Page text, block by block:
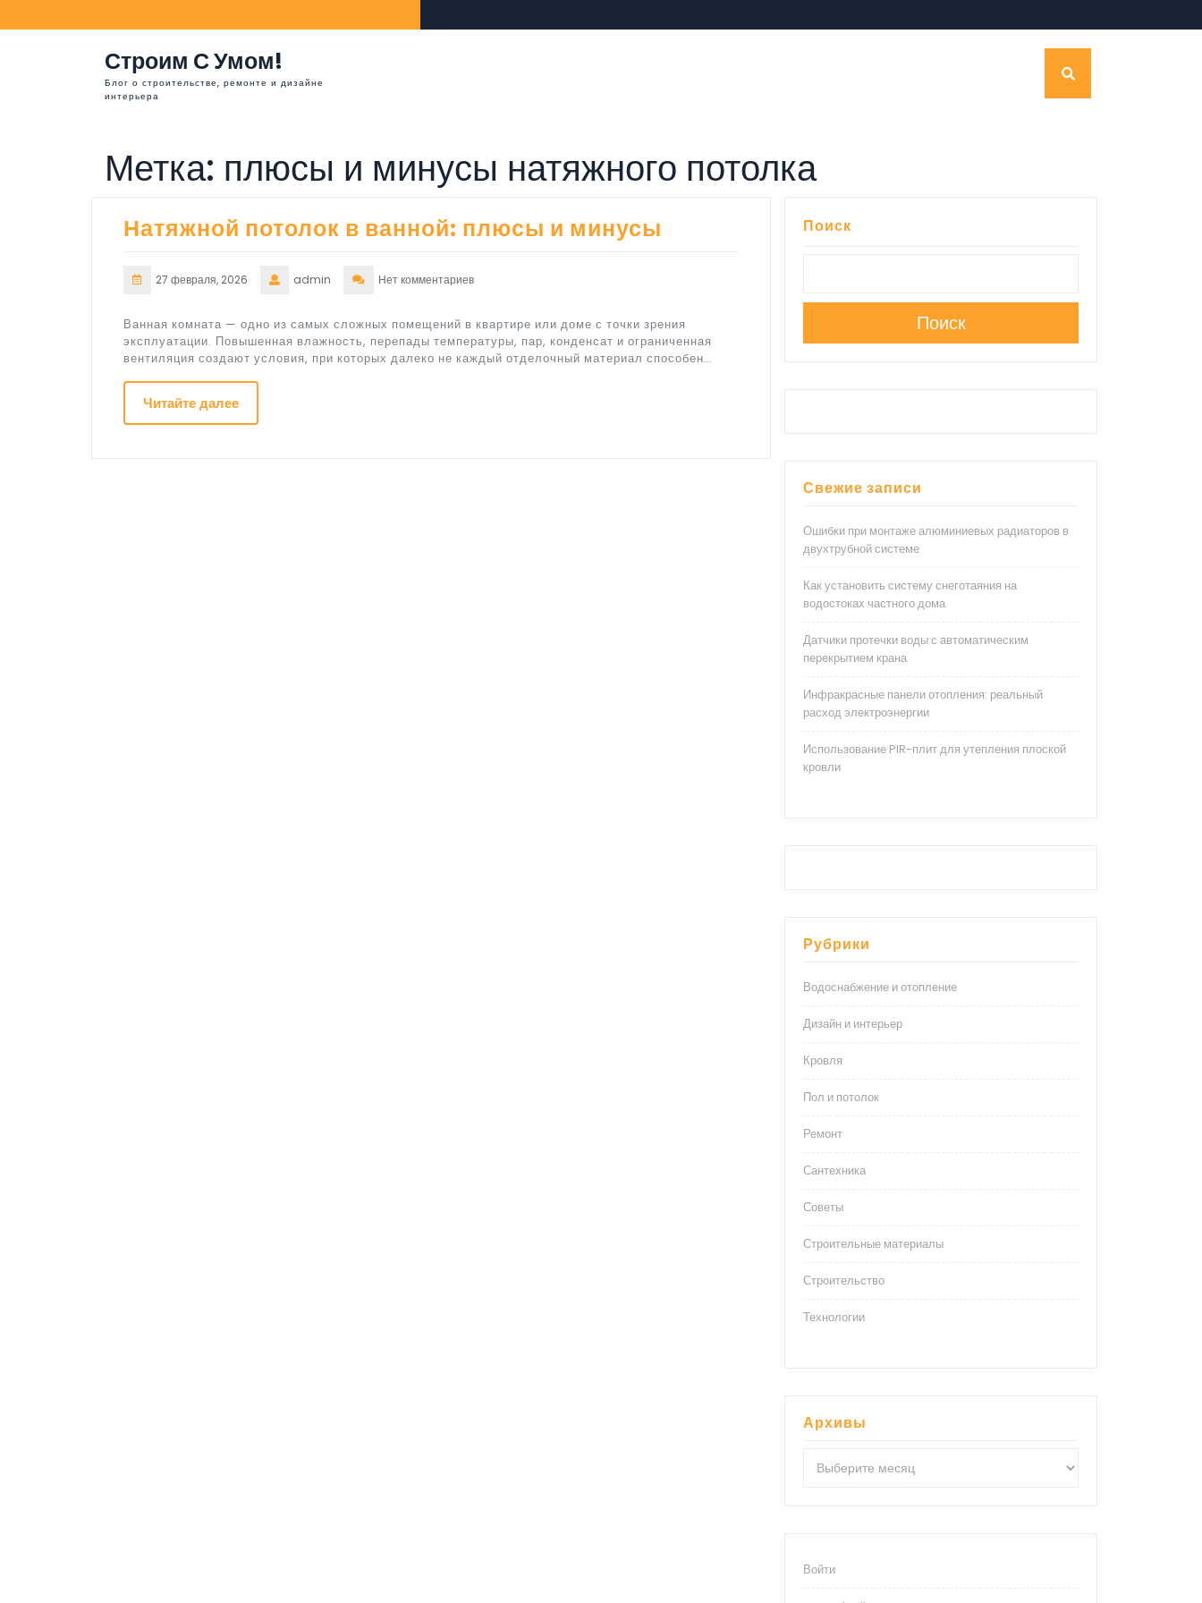
к
Строим С Умом!
Блог о строительстве, ремонте и дизайне
интерьера
Метка: плюсы и минусы натяжного потолка
Натяжной потолок в ванной: плюсы и минусы
27 февраля, 2026 admin Нет комментариев
Ванная комната — одно из самых сложных помещений в квартире или доме с точки зрения
эксплуатации. Повышенная влажность, перепады температуры, пар, конденсат и ограниченная
вентиляция создают условия, при которых далеко не каждый отделочный материал способен…
Читайте далее
Поиск
Поиск
Свежие записи
Ошибки при монтаже алюминиевых радиаторов в
двухтрубной системе
Как установить систему снеготаяния на
водостоках частного дома
Датчики протечки воды с автоматическим
перекрытием крана
Инфракрасные панели отопления: реальный
расход электроэнергии
Использование PIR-плит для утепления плоской
кровли
Рубрики
Водоснабжение и отопление
Дизайн и интерьер
Кровля
Пол и потолок
Ремонт
Сантехника
Советы
Строительные материалы
Строительство
Технологии
Архивы
Войти